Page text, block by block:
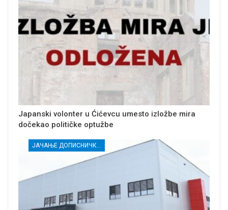
Japanski volonter u Ćićevcu umesto izložbe mira
dočekao političke optužbe
ЈАЧАЊЕ ДОПИСНИЧКЕ МРЕЖЕ НЕЗАВИСНИХ МЕДИЈА У РАСИНСКОМ ОКРУГУ